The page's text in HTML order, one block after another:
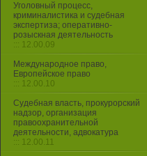
Уголовный процесс,
криминалистика и судебная
экспертиза; оперативно-
розыскная деятельность
::: 12.00.09
Международное право,
Европейское право
::: 12.00.10
Судебная власть, прокурорский
надзор, организация
правоохранительной
деятельности, адвокатура
::: 12.00.11